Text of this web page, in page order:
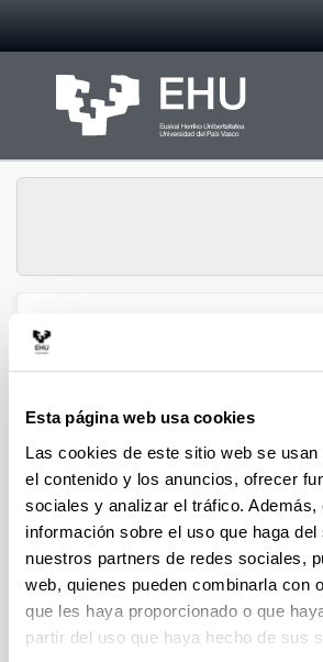
Esta página web usa cookies
Las cookies de este sitio web se
el contenido y los anuncios, ofrecer
sociales y analizar el tráfico. Además,
información sobre el uso que haga del
nuestros partners de redes sociales,
web, quienes pueden combinarla con
que les haya proporcionado o que
partir del uso que haya hecho de sus
Biblioteca
Ciencias Sociales y
Actividad Física y
Antropología
Ciencias sociales y